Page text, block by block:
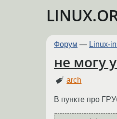
Форум — Linux-
не могу
arch
В пункте про